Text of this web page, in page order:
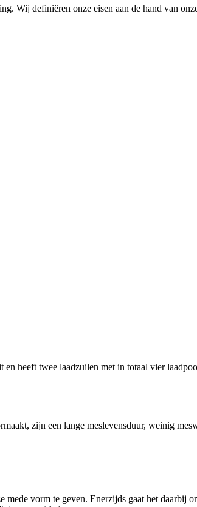
Wij definiëren onze eisen aan de hand van
heeft twee laadzuilen met in totaal vier
zijn een lange meslevensduur, weinig
vorm te geven. Enerzijds gaat het daarbij